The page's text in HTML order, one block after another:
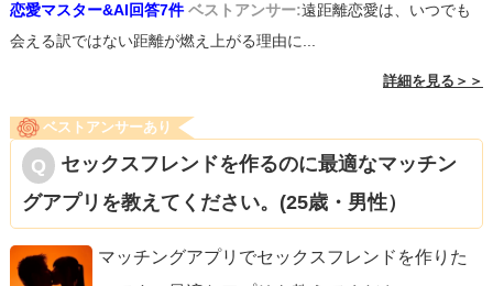
恋愛マスター&AI回答7件 ベストアンサー:遠距離恋愛は、いつでも
会える訳ではない距離が燃え上がる理由に...
詳細を見る＞＞
ベストアンサーあり
セックスフレンドを作るのに最適なマッチン
グアプリを教えてください。(25歳・男性）
マッチングアプリでセックスフレンドを作りた